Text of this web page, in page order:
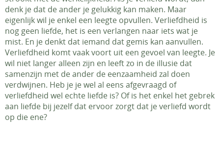
denk je dat de ander je gelukkig kan maken. Maar
eigenlijk wil je enkel een leegte opvullen. Verliefdheid is
nog geen liefde, het is een verlangen naar iets wat je
mist. En je denkt dat iemand dat gemis kan aanvullen.
Verliefdheid komt vaak voort uit een gevoel van leegte. Je
wil niet langer alleen zijn en leeft zo in de illusie dat
samenzijn met de ander de eenzaamheid zal doen
verdwijnen. Heb je je wel al eens afgevraagd of
verliefdheid wel echte liefde is? Of is het enkel het gebrek
aan liefde bij jezelf dat ervoor zorgt dat je verliefd wordt
op die ene?